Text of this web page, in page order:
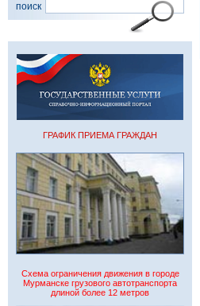
поиск
ГРАФИК ПРИЕМА ГРАЖДАН
Схема ограничения движения в городе
Мурманске грузового автотранспорта
длиной более 12 метров